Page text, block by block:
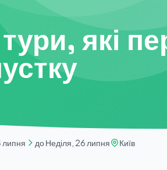
які
липня до Неділя, 26 липня Київ